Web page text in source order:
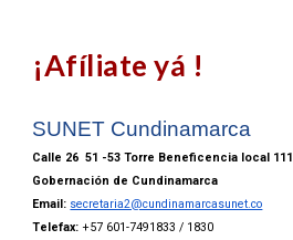
¡Afíliate yá !
SUNET Cundinamarca
Calle 26 51 -53 Torre Beneficencia local 111
Gobernación de Cundinamarca
Email: secretaria2@cundinamarcasunet.co
Telefax: +57 601-7491833 / 1830